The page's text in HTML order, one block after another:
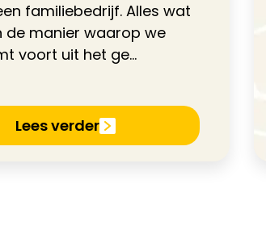
familiebedrijf. Alles wat
de manier waarop we
voort uit het ge...
Lees verder